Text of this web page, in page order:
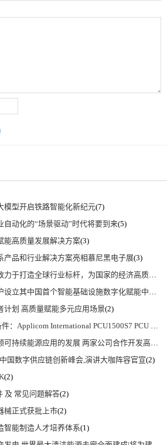
模型开启铁路智能化新纪元(7)
自动化的“场景驱动”时代将要到来(5)
能高质量发展解决方案(3)
产品和行业解决方案亮相慕尼黑电子展(3)
为国家的经济高质量发展贡献更大力量|上海电气集团党委书记、董事长吴磊来访
立其中国首个智能基础设施数字化赋能中心
计划 高质量赋能多元应用场景(2)
International PCU1500S7 PCU 1500 S7 V4.5.0
两家公司合作开发高性能储能和太阳能组串式逆变器方案 以实现可持续的未来
国数字供应链创新峰会,演讲大咖阵容官宣(2)
(2)
及 常见问题解答(2)
械正式获批上市(2)
智能制造人才培养体系(1)